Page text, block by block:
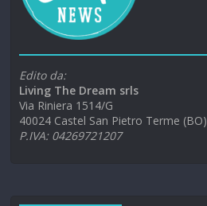
Edito da:
Living The Dream srls
Via Riniera 1514/G
40024 Castel San Pietro Terme (BO)
P.IVA: 04269721207